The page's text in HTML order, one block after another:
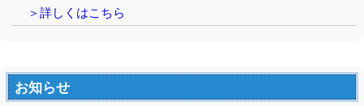
＞詳しくはこちら
お知らせ